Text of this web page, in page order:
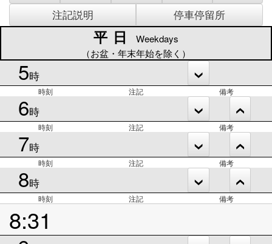
注記説明
停車停留所
平日
Weekdays
（お盆・年末年始を除く）
5時
時刻 注記 備考
6時
時刻 注記 備考
7時
時刻 注記 備考
8時
時刻 注記 備考
8:31